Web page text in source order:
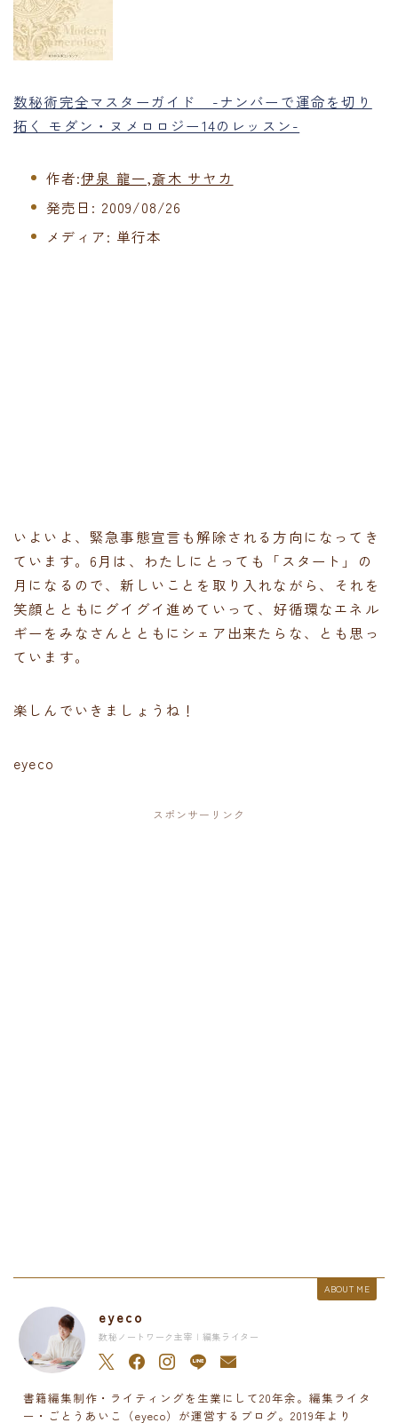
数秘術完全マスターガイド -ナンバーで運命を切り
拓く モダン・ヌメロロジー14のレッスン-
作者:伊泉 龍一,斎木 サヤカ
発売日: 2009/08/26
メディア: 単行本
いよいよ、緊急事態宣言も解除される方向になってき
ています。6月は、わたしにとっても「スタート」の
月になるので、新しいことを取り入れながら、それを
笑顔とともにグイグイ進めていって、好循環なエネル
ギーをみなさんとともにシェア出来たらな、とも思っ
ています。
楽しんでいきましょうね！
eyeco
スポンサーリンク
ABOUT ME
eyeco
数秘ノートワーク主宰 | 編集ライター
書籍編集制作・ライティングを生業にして20年余。編集ライタ
ー・ごとうあいこ（eyeco）が運営するブログ。2019年より